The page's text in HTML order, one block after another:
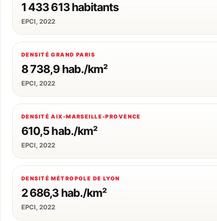
1 433 613 habitants
EPCI, 2022
DENSITÉ GRAND PARIS
8 738,9 hab./km²
EPCI, 2022
DENSITÉ AIX-MARSEILLE-PROVENCE
610,5 hab./km²
EPCI, 2022
DENSITÉ MÉTROPOLE DE LYON
2 686,3 hab./km²
EPCI, 2022